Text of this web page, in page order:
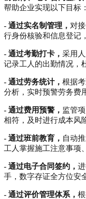
帮助企业实现以下目标：
- 通过实名制管理， 对
行身份核验和信息登记
- 通过考勤打卡， 采用
记录工人的出勤情况，
- 通过劳务统计， 根据
分析，实时预警劳务费
- 通过费用预警， 监管
相符，及时进行成本风
- 通过班前教育， 自动
工人掌握施工注意事项
- 通过电子合同签约，
手，数字存证全方位安
- 通过评价管理体系，